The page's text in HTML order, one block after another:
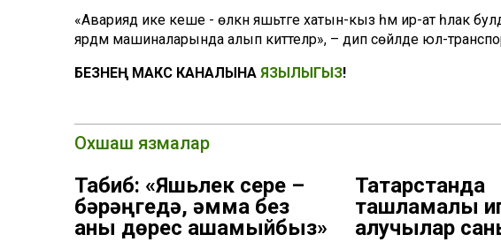
«Авариядә ике кеше - өлкән яшьтәге хатын-кыз һәм ир-ат
ярдәм машиналарында алып киттеләр», – дип сөйләде юл-
БЕЗНЕҢ МАКС КАНАЛЫНА ЯЗЫЛЫГЫЗ!
Охшаш язмалар
Табиб: «Яшьлек сере –
бәрәңгедә, әмма без
аны дөрес ашамыйбыз»
Татарстанда
ташламалы
алучылар